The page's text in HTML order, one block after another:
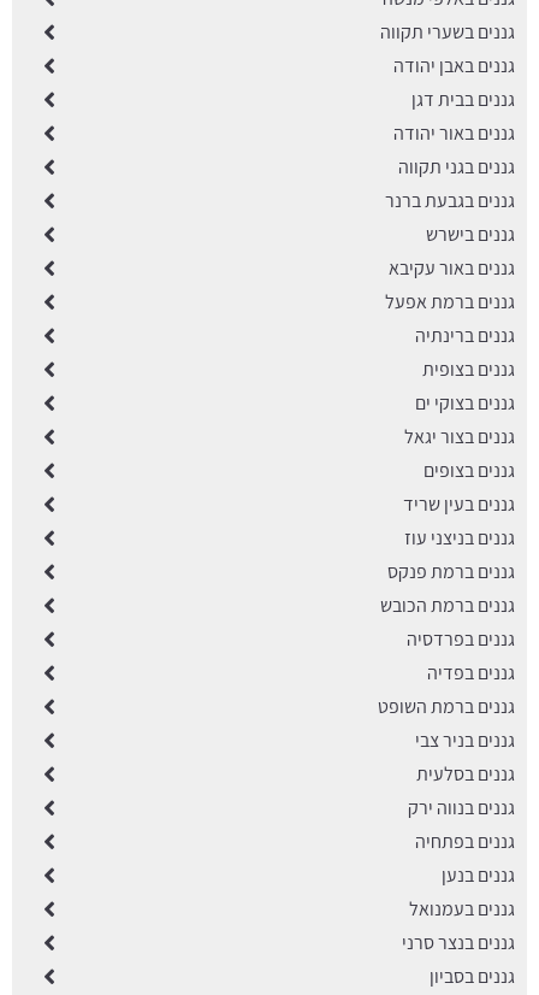
גננים בשערי תקווה
גננים באבן יהודה
גננים בבית דגן
גננים באור יהודה
גננים בגני תקווה
גננים בגבעת ברנר
גננים בישרש
גננים באור עקיבא
גננים ברמת אפעל
גננים ברינתיה
גננים בצופית
גננים בצוקי ים
גננים בצור יגאל
גננים בצופים
גננים בעין שריד
גננים בניצני עוז
גננים ברמת פנקס
גננים ברמת הכובש
גננים בפרדסיה
גננים בפדיה
גננים ברמת השופט
גננים בניר צבי
גננים בסלעית
גננים בנווה ירק
גננים בפתחיה
גננים בנען
גננים בעמנואל
גננים בנצר סרני
גננים בסביון